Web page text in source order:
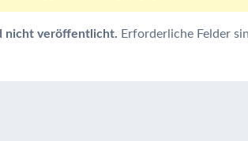
nicht veröffentlicht. Erforderliche Felder